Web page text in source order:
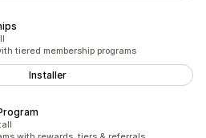
tiered membership programs
Installer